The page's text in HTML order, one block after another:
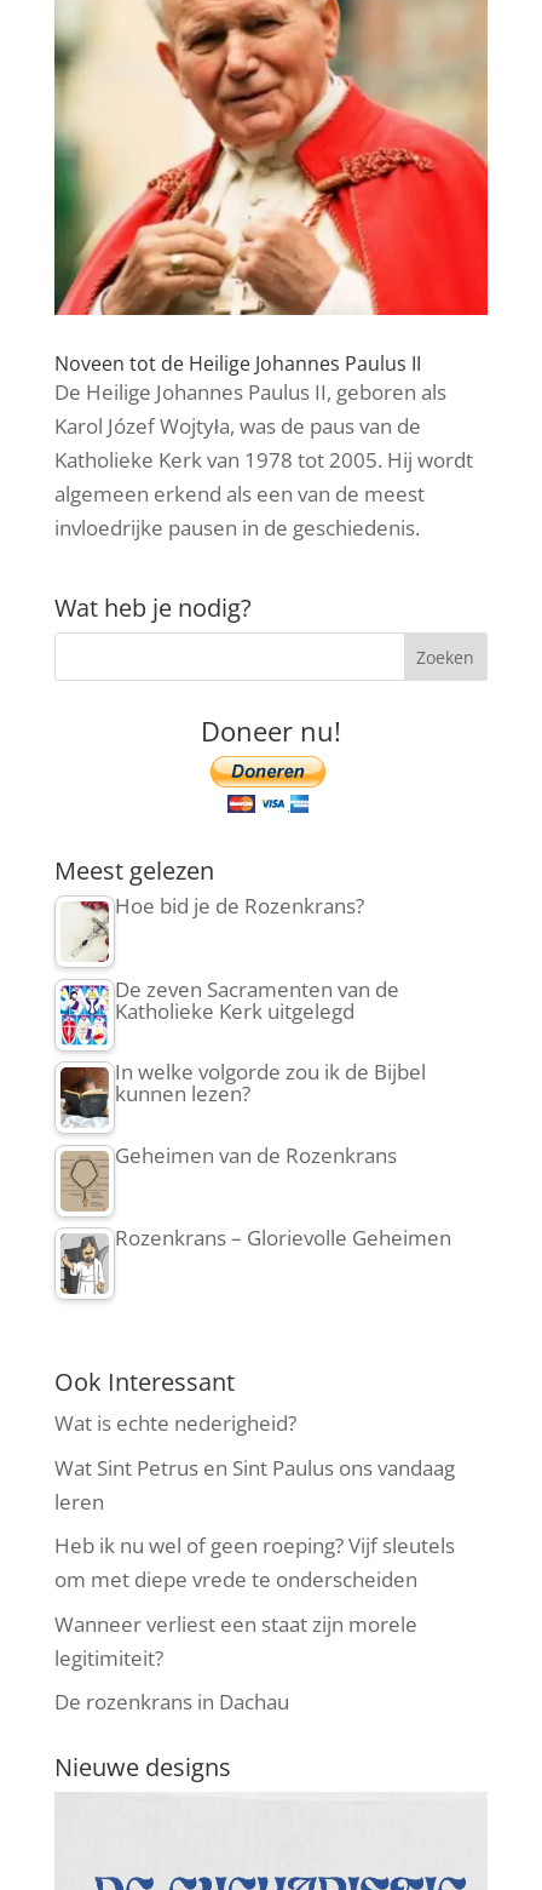
Noveen tot de Heilige Johannes Paulus II
De Heilige Johannes Paulus II, geboren als
Karol Józef Wojtyła, was de paus van de
Katholieke Kerk van 1978 tot 2005. Hij wordt
algemeen erkend als een van de meest
invloedrijke pausen in de geschiedenis.
Wat heb je nodig?
Doneer nu!
Meest gelezen
Hoe bid je de Rozenkrans?
De zeven Sacramenten van de
Katholieke Kerk uitgelegd
In welke volgorde zou ik de Bijbel
kunnen lezen?
Geheimen van de Rozenkrans
Rozenkrans – Glorievolle Geheimen
Ook Interessant
Wat is echte nederigheid?
Wat Sint Petrus en Sint Paulus ons vandaag
leren
Heb ik nu wel of geen roeping? Vijf sleutels
om met diepe vrede te onderscheiden
Wanneer verliest een staat zijn morele
legitimiteit?
De rozenkrans in Dachau
Nieuwe designs